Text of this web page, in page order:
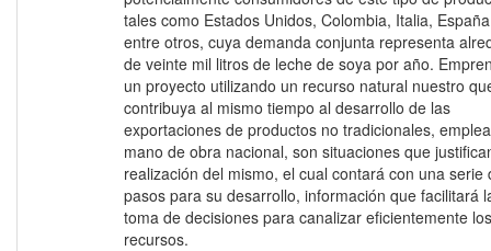
tales como Estados Unidos, Colombia, Italia,
entre otros, cuya demanda conjunta representa
de veinte mil litros de leche de soya por año.
un proyecto utilizando un recurso natural nuestro
contribuya al mismo tiempo al desarrollo de las
exportaciones de productos no tradicionales,
mano de obra nacional, son situaciones que
realización del mismo, el cual contará con una serie
pasos para su desarrollo, información que facilitará
toma de decisiones para canalizar eficientemente los
recursos.